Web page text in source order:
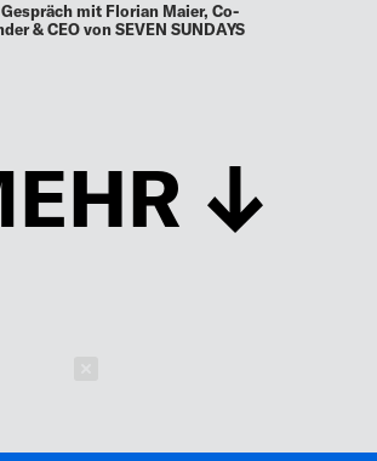
mit Florian Maier, Co-
& CEO von SEVEN SUNDAYS